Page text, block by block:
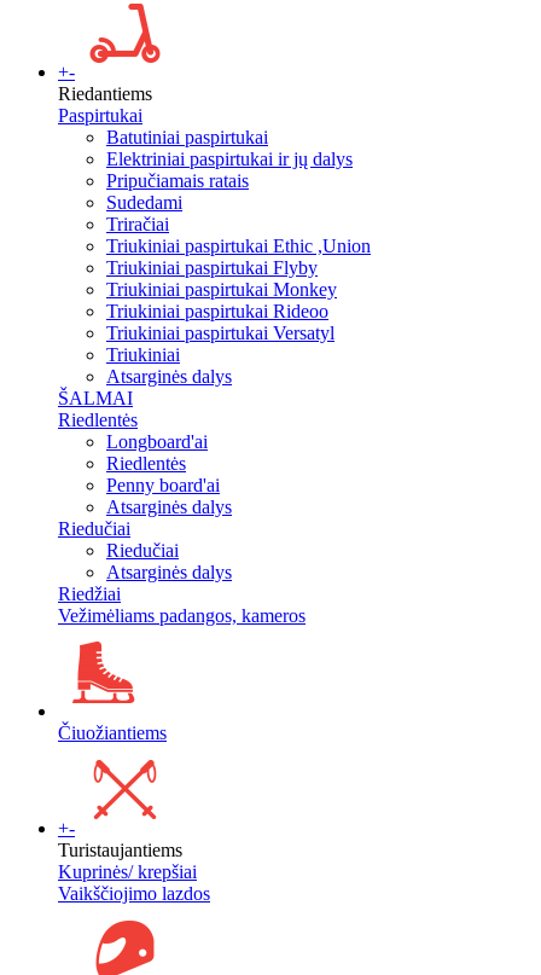
+-
Riedantiems
Paspirtukai
Batutiniai paspirtukai
Elektriniai paspirtukai ir jų dalys
Pripučiamais ratais
Sudedami
Triračiai
Triukiniai paspirtukai Ethic ,Union
Triukiniai paspirtukai Flyby
Triukiniai paspirtukai Monkey
Triukiniai paspirtukai Rideoo
Triukiniai paspirtukai Versatyl
Triukiniai
Atsarginės dalys
ŠALMAI
Riedlentės
Longboard'ai
Riedlentės
Penny board'ai
Atsarginės dalys
Riedučiai
Riedučiai
Atsarginės dalys
Riedžiai
Vežimėliams padangos, kameros
Čiuožiantiems
+-
Turistaujantiems
Kuprinės/ krepšiai
Vaikščiojimo lazdos